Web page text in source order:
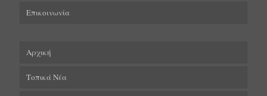
Επικοινωνία
Αρχική
Τοπικά Νέα